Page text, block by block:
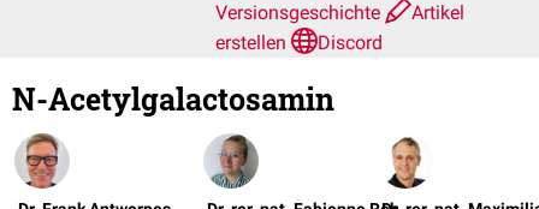
Versionsgeschichte
Artikel
erstellen
Discord
N-Acetylgalactosamin